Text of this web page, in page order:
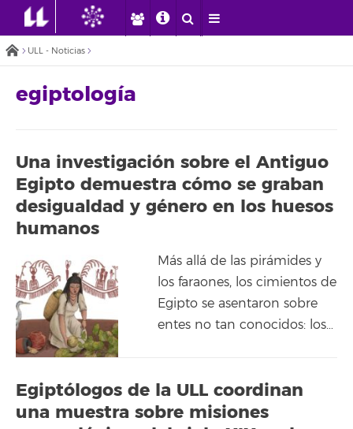
ULL - Noticias
egiptología
Una investigación sobre el Antiguo
Egipto demuestra cómo se graban
desigualdad y género en los huesos
humanos
Más allá de las pirámides y
los faraones, los cimientos de
Egipto se asentaron sobre
entes no tan conocidos: los…
Egiptólogos de la ULL coordinan
una muestra sobre misiones